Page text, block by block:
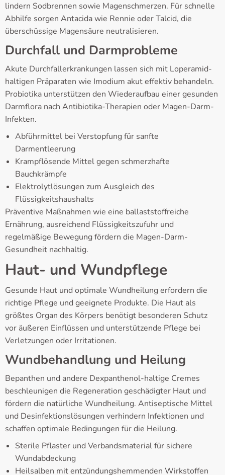
lindern Sodbrennen sowie Magenschmerzen. Für schnelle
Abhilfe sorgen Antacida wie Rennie oder Talcid, die
überschüssige Magensäure neutralisieren.
Durchfall und Darmprobleme
Akute Durchfallerkrankungen lassen sich mit Loperamid-
haltigen Präparaten wie Imodium akut effektiv behandeln.
Probiotika unterstützen den Wiederaufbau einer gesunden
Darmflora nach Antibiotika-Therapien oder Magen-Darm-
Infekten.
Abführmittel bei Verstopfung für sanfte
Darmentleerung
Krampflösende Mittel gegen schmerzhafte
Bauchkrämpfe
Elektrolytlösungen zum Ausgleich des
Flüssigkeitshaushalts
Präventive Maßnahmen wie eine ballaststoffreiche
Ernährung, ausreichend Flüssigkeitszufuhr und
regelmäßige Bewegung fördern die Magen-Darm-
Gesundheit nachhaltig.
Haut- und Wundpflege
Gesunde Haut und optimale Wundheilung erfordern die
richtige Pflege und geeignete Produkte. Die Haut als
größtes Organ des Körpers benötigt besonderen Schutz
vor äußeren Einflüssen und unterstützende Pflege bei
Verletzungen oder Irritationen.
Wundbehandlung und Heilung
Bepanthen und andere Dexpanthenol-haltige Cremes
beschleunigen die Regeneration geschädigter Haut und
fördern die natürliche Wundheilung. Antiseptische Mittel
und Desinfektionslösungen verhindern Infektionen und
schaffen optimale Bedingungen für die Heilung.
Sterile Pflaster und Verbandsmaterial für sichere
Wundabdeckung
Heilsalben mit entzündungshemmenden Wirkstoffen